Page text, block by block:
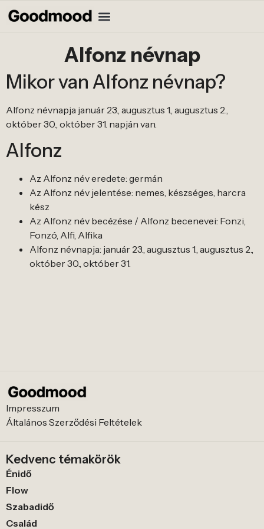
Alfonz névnap
Mikor van Alfonz névnap?
Alfonz névnapja január 23., augusztus 1., augusztus 2.,
október 30., október 31. napján van.
Alfonz
Az Alfonz név eredete: germán
Az Alfonz név jelentése: nemes, készséges, harcra
kész
Az Alfonz név becézése / Alfonz becenevei: Fonzi,
Fonzó, Alfi, Alfika
Alfonz névnapja: január 23., augusztus 1., augusztus 2.,
október 30., október 31.
Impresszum
Általános Szerződési Feltételek
Kedvenc témakörök
Énidő
Flow
Szabadidő
Család